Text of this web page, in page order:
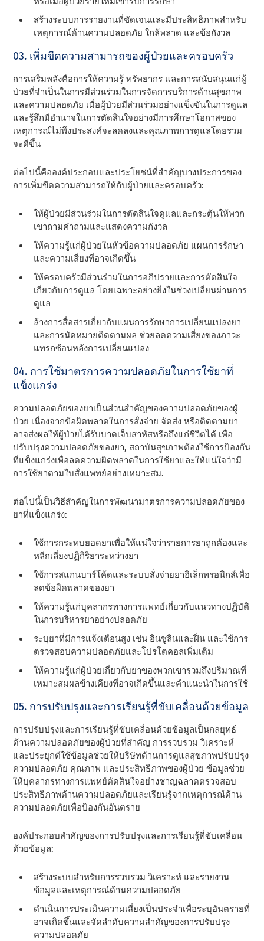
สร้างระบบการรายงานที่ชัดเจนและมีประสิทธิภาพสําหรับ
เหตุการณ์ด้านความปลอดภัย ใกล้พลาด และข้อกังวล
03. เพิ่มขีดความสามารถของผู้ป่วยและครอบครัว
การเสริมพลังคือการให้ความรู้ ทรัพยากร และการสนับสนุนแก่ผู้
ป่วยที่จําเป็นในการมีส่วนร่วมในการจัดการบริการด้านสุขภาพ
และความปลอดภัย เมื่อผู้ป่วยมีส่วนร่วมอย่างแข็งขันในการดูแล
และรู้สึกมีอํานาจในการตัดสินใจอย่างมีการศึกษาโอกาสของ
เหตุการณ์ไม่พึงประสงค์จะลดลงและคุณภาพการดูแลโดยรวม
จะดีขึ้น
ต่อไปนี้คือองค์ประกอบและประโยชน์ที่สําคัญบางประการของ
การเพิ่มขีดความสามารถให้กับผู้ป่วยและครอบครัว:
ให้ผู้ป่วยมีส่วนร่วมในการตัดสินใจดูแลและกระตุ้นให้พวก
เขาถามคําถามและแสดงความกังวล
ให้ความรู้แก่ผู้ป่วยในหัวข้อความปลอดภัย แผนการรักษา
และความเสี่ยงที่อาจเกิดขึ้น
ให้ครอบครัวมีส่วนร่วมในการอภิปรายและการตัดสินใจ
เกี่ยวกับการดูแล โดยเฉพาะอย่างยิ่งในช่วงเปลี่ยนผ่านการ
ดูแล
ล้างการสื่อสารเกี่ยวกับแผนการรักษาการเปลี่ยนแปลงยา
และการนัดหมายติดตามผล ช่วยลดความเสี่ยงของภาวะ
แทรกซ้อนหลังการเปลี่ยนแปลง
04. การใช้มาตรการความปลอดภัยในการใช้ยาที่
แข็งแกร่ง
ความปลอดภัยของยาเป็นส่วนสําคัญของความปลอดภัยของผู้
ป่วย เนื่องจากข้อผิดพลาดในการสั่งจ่าย จัดส่ง หรือติดตามยา
อาจส่งผลให้ผู้ป่วยได้รับบาดเจ็บสาหัสหรือถึงแก่ชีวิตได้ เพื่อ
ปรับปรุงความปลอดภัยของยา, สถาบันสุขภาพต้องใช้การป้องกัน
ที่แข็งแกร่งเพื่อลดความผิดพลาดในการใช้ยาและให้แน่ใจว่ามี
การใช้ยาตามใบสั่งแพทย์อย่างเหมาะสม.
ต่อไปนี้เป็นวิธีสําคัญในการพัฒนามาตรการความปลอดภัยของ
ยาที่แข็งแกร่ง:
ใช้การกระทบยอดยาเพื่อให้แน่ใจว่ารายการยาถูกต้องและ
หลีกเลี่ยงปฏิกิริยาระหว่างยา
ใช้การสแกนบาร์โค้ดและระบบสั่งจ่ายยาอิเล็กทรอนิกส์เพื่อ
ลดข้อผิดพลาดของยา
ให้ความรู้แก่บุคลากรทางการแพทย์เกี่ยวกับแนวทางปฏิบัติ
ในการบริหารยาอย่างปลอดภัย
ระบุยาที่มีการแจ้งเตือนสูง เช่น อินซูลินและฝิ่น และใช้การ
ตรวจสอบความปลอดภัยและโปรโตคอลเพิ่มเติม
ให้ความรู้แก่ผู้ป่วยเกี่ยวกับยาของพวกเขารวมถึงปริมาณที่
เหมาะสมผลข้างเคียงที่อาจเกิดขึ้นและคําแนะนําในการใช้
05. การปรับปรุงและการเรียนรู้ที่ขับเคลื่อนด้วยข้อมูล
การปรับปรุงและการเรียนรู้ที่ขับเคลื่อนด้วยข้อมูลเป็นกลยุทธ์
ด้านความปลอดภัยของผู้ป่วยที่สําคัญ การรวบรวม วิเคราะห์
และประยุกต์ใช้ข้อมูลช่วยให้บริษัทด้านการดูแลสุขภาพปรับปรุง
ความปลอดภัย คุณภาพ และประสิทธิภาพของผู้ป่วย ข้อมูลช่วย
ให้บุคลากรทางการแพทย์ตัดสินใจอย่างชาญฉลาดตรวจสอบ
ประสิทธิภาพด้านความปลอดภัยและเรียนรู้จากเหตุการณ์ด้าน
ความปลอดภัยเพื่อป้องกันอันตราย
องค์ประกอบสําคัญของการปรับปรุงและการเรียนรู้ที่ขับเคลื่อน
ด้วยข้อมูล:
สร้างระบบสําหรับการรวบรวม วิเคราะห์ และรายงาน
ข้อมูลและเหตุการณ์ด้านความปลอดภัย
ดําเนินการประเมินความเสี่ยงเป็นประจําเพื่อระบุอันตรายที่
อาจเกิดขึ้นและจัดลําดับความสําคัญของการปรับปรุง
ความปลอดภัย